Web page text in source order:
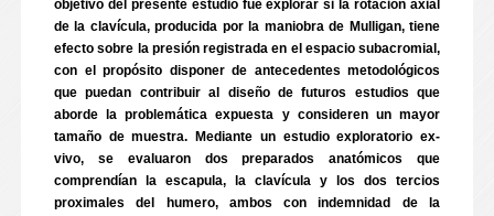
objetivo del presente estudio fue explorar si la rotación axial
de la clavícula, producida por la maniobra de Mulligan, tiene
efecto sobre la presión registrada en el espacio subacromial,
con el propósito disponer de antecedentes metodológicos
que puedan contribuir al diseño de futuros estudios que
aborde la problemática expuesta y consideren un mayor
tamaño de muestra. Mediante un estudio exploratorio ex-
vivo, se evaluaron dos preparados anatómicos que
comprendían la escapula, la clavícula y los dos tercios
proximales del humero, ambos con indemnidad de la